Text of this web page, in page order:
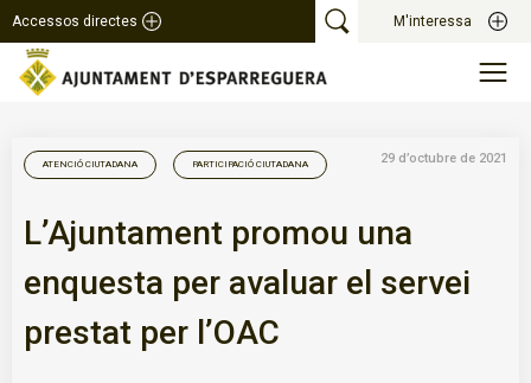
Accessos directes M'interessa
ATENCIÓ CIUTADANA PARTICIPACIÓ CIUTADANA 29 d’octubre de 2021
L’Ajuntament promou una
enquesta per avaluar el servei
prestat per l’OAC